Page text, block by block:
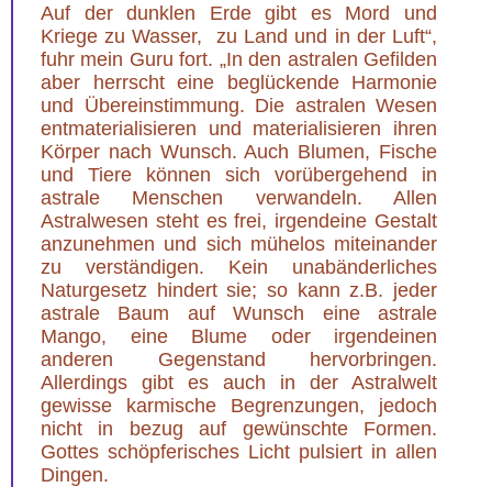
Auf der dunklen Erde gibt es Mord und
Kriege zu Wasser, zu Land und in der Luft“,
fuhr mein Guru fort. „In den astralen Gefilden
aber herrscht eine beglückende Harmonie
und Übereinstimmung. Die astralen Wesen
entmaterialisieren und materialisieren ihren
Körper nach Wunsch. Auch Blumen, Fische
und Tiere können sich vorübergehend in
astrale Menschen verwandeln. Allen
Astralwesen steht es frei, irgendeine Gestalt
anzunehmen und sich mühelos miteinander
zu verständigen. Kein unabänderliches
Naturgesetz hindert sie; so kann z.B. jeder
astrale Baum auf Wunsch eine astrale
Mango, eine Blume oder irgendeinen
anderen Gegenstand hervorbringen.
Allerdings gibt es auch in der Astralwelt
gewisse karmische Begrenzungen, jedoch
nicht in bezug auf gewünschte Formen.
Gottes schöpferisches Licht pulsiert in allen
Dingen.